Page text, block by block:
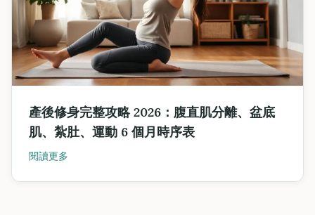
產後修身完整攻略 2026：腹直肌分離、盆底
肌、紮肚、運動 6 個月時序表
閱讀更多